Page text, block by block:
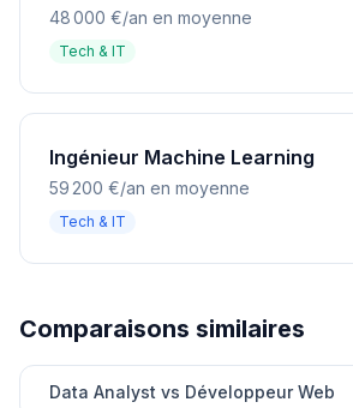
48 000 €/an en moyenne
Tech & IT
Ingénieur Machine Learning
59 200 €/an en moyenne
Tech & IT
Comparaisons similaires
Data Analyst vs Développeur Web